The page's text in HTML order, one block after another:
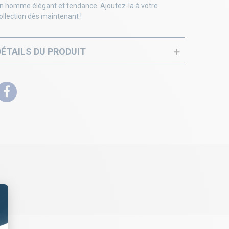
homme élégant et tendance. Ajoutez-la à votre
dès maintenant !
DU PRODUIT